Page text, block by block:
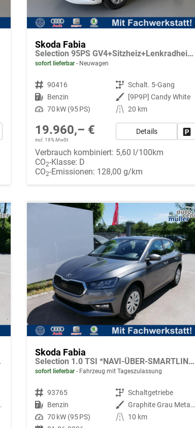
Fahrzeug parken
Skoda Fabia
Selection 95PS GV4+Sitzheiz+Lenkradheiz+Climatronic+Sunset+AppConnect+PDC
sofort lieferbar Neuwagen
Fahrzeugnr. 90416 Getriebe Schalt. 5-Gang
Kraftstoff Benzin Außenfarbe
[9P9P] Candy White
Leistung 70 kW (95 PS) Kilometerstand 20 km
19.960,– €
incl. 19% MwSt.
Details
Verbrauch kombiniert: 5,60 l/100km
CO2-Klasse: D
CO2-Emissionen: 128,00 g/km
Skoda Fabia
Selection 1.0 TSI *NAVI-ÜBER-SMARTLINK*PDC-HI*LED*SHZ*KLIMA*RADIO
sofort lieferbar Fahrzeug mit Tageszulassung
Fahrzeugnr. 93765 Getriebe Schaltgetriebe
Kraftstoff Benzin Außenfarbe
Graphite Grau Metallic
Leistung 70 kW (95 PS) Kilometerstand
10 km